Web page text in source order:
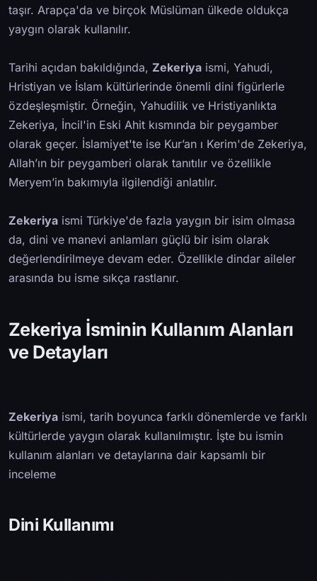
taşır. Arapça'da ve birçok Müslüman ülkede oldukça
yaygın olarak kullanılır.
Tarihi açıdan bakıldığında, Zekeriya ismi, Yahudi,
Hristiyan ve İslam kültürlerinde önemli dini figürlerle
özdeşleşmiştir. Örneğin, Yahudilik ve Hristiyanlıkta
Zekeriya, İncil'in Eski Ahit kısmında bir peygamber
olarak geçer. İslamiyet'te ise Kur’an ı Kerim'de Zekeriya,
Allah’ın bir peygamberi olarak tanıtılır ve özellikle
Meryem’in bakımıyla ilgilendiği anlatılır.
Zekeriya ismi Türkiye'de fazla yaygın bir isim olmasa
da, dini ve manevi anlamları güçlü bir isim olarak
değerlendirilmeye devam eder. Özellikle dindar aileler
arasında bu isme sıkça rastlanır.
Zekeriya İsminin Kullanım Alanları
ve Detayları
Zekeriya ismi, tarih boyunca farklı dönemlerde ve farklı
kültürlerde yaygın olarak kullanılmıştır. İşte bu ismin
kullanım alanları ve detaylarına dair kapsamlı bir
inceleme
Dini Kullanımı